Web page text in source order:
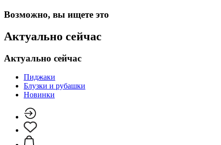
Возможно, вы ищете это
Актуально сейчас
Актуально сейчас
Пиджаки
Блузки и рубашки
Новинки